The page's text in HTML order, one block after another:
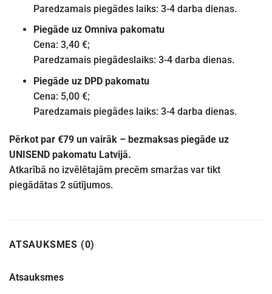
Paredzamais piegādes laiks: 3-4 darba dienas.
Piegāde uz Omniva pakomatu
Cena: 3,40 €;
Paredzamais piegādeslaiks: 3-4 darba dienas.
Piegāde uz DPD pakomatu
Cena: 5,00 €;
Paredzamais piegādes laiks: 3-4 darba dienas.
Pērkot par €79 un vairāk – bezmaksas piegāde uz
UNISEND pakomatu Latvijā.
Atkarībā no izvēlētajām precēm smaržas var tikt
piegādātas 2 sūtījumos.
ATSAUKSMES (0)
Atsauksmes